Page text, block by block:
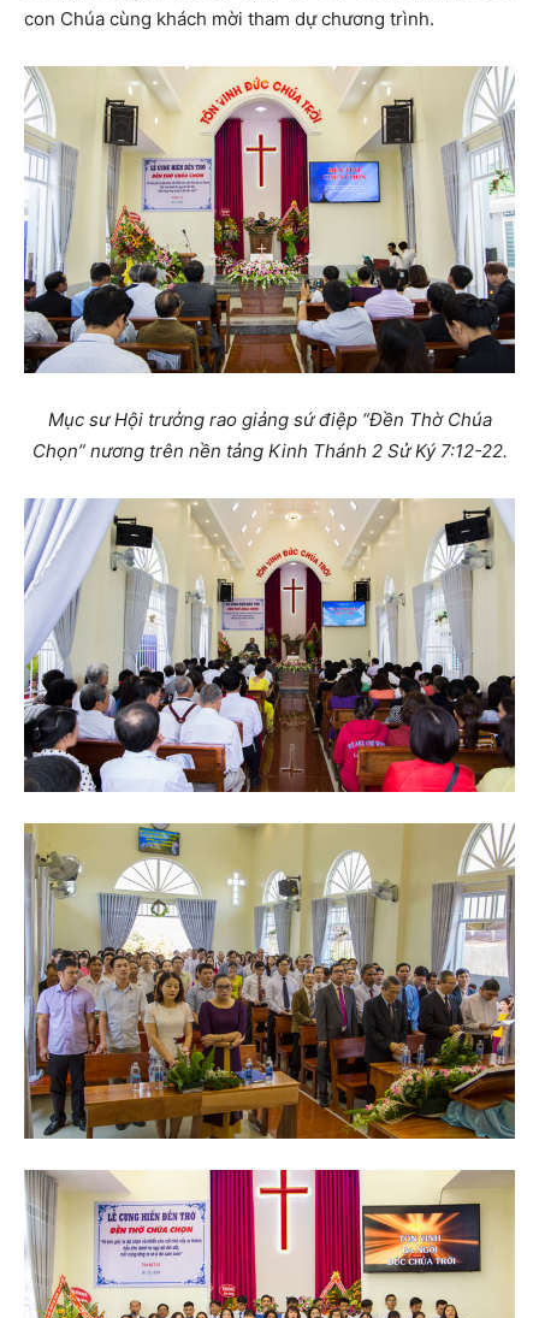
con Chúa cùng khách mời tham dự chương trình.
Mục sư Hội trưởng rao giảng sứ điệp “Đền Thờ Chúa
Chọn” nương trên nền tảng Kinh Thánh 2 Sử Ký 7:12-22.